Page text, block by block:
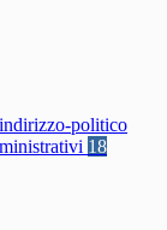
politico
18